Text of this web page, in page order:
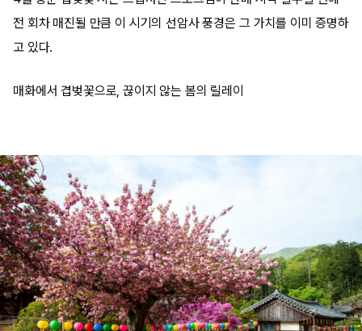
전 회차 매진될 만큼 이 시기의 선암사 풍경은 그 가치를 이미 증명하
고 있다.
매화에서 겹벚꽃으로, 끊이지 않는 봄의 릴레이